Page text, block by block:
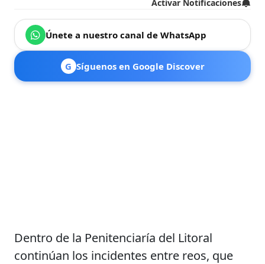
Activar Notificaciones
Únete a nuestro canal de WhatsApp
G Síguenos en Google Discover
Dentro de la Penitenciaría del Litoral
continúan los incidentes entre reos, que